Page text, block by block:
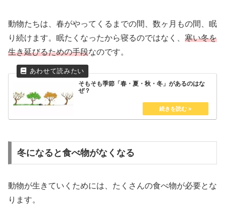
動物たちは、春がやってくるまでの間、数ヶ月もの間、眠
り続けます。眠たくなったから寝るのではなく、 寒い冬を
生き延びるための手段なのです。
そもそも季節「春・夏・秋・冬」があるのはな
ぜ？
冬になると食べ物がなくなる
動物が生きていくためには、たくさんの食べ物が必要とな
ります。